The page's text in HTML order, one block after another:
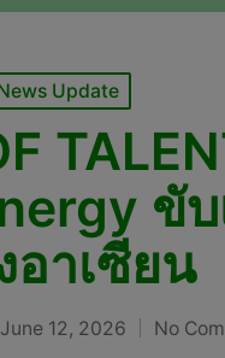
Update
ขั
อาเซียน
June 12, 2026 No